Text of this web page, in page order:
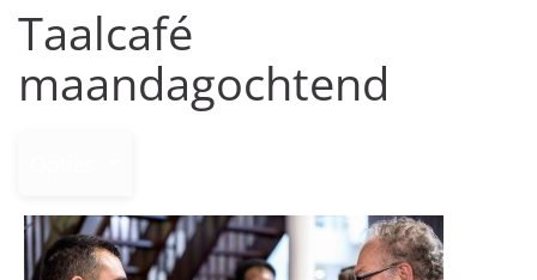
Taalcafé
maandagochtend